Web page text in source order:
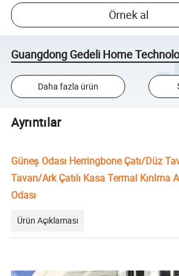
Örnek al
Guangdong Gedeli Home
Daha fazla ürün
Ayrıntılar
Güneş Odası Herringbone Çatı/Düz
Tavan/Ark Çatılı Kasa Termal Kırılma
Odası
Ürün Açıklaması